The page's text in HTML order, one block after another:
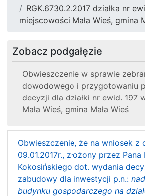
RGK.6730.2.2017 działka nr
miejscowości Mała Wieś, gmina
Zobacz podgałęzie
Obwieszczenie w sprawie
dowodowego i przygotowaniu
decyzji dla działki nr ewid. 197
Mała Wieś, gmina Mała Wieś
Obwieszczenie, że na wniosek z
09.01.2017r., złożony przez
Kokosińskiego dot. wydania
zabudowy dla inwestycji p.n.:
budynku gospodarczego na